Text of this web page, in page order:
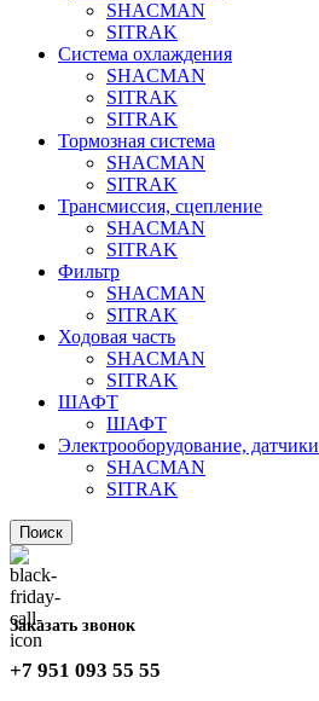
SHACMAN
SITRAK
Система охлаждения
SHACMAN
SITRAK
SITRAK
Тормозная система
SHACMAN
SITRAK
Трансмиссия, сцепление
SHACMAN
SITRAK
Фильтр
SHACMAN
SITRAK
Ходовая часть
SHACMAN
SITRAK
ШАФТ
ШАФТ
Электрооборудование, датчики
SHACMAN
SITRAK
Поиск
Заказать звонок
+7 951 093 55 55